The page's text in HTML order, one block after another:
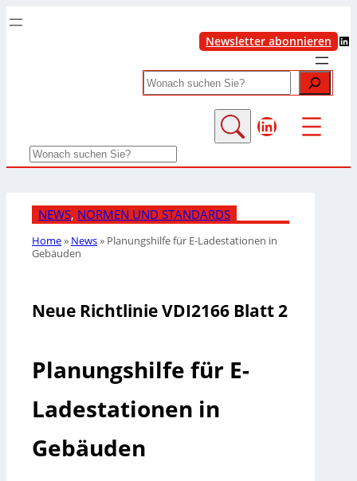
Newsletter abonnieren LinkedIn
Search
LinkedIn
Search
NEWS, NORMEN UND STANDARDS
Home» News» Planungshilfe für E-Ladestationen in
Gebäuden
Neue Richtlinie VDI2166 Blatt 2
Planungshilfe für E-
Ladestationen in
Gebäuden